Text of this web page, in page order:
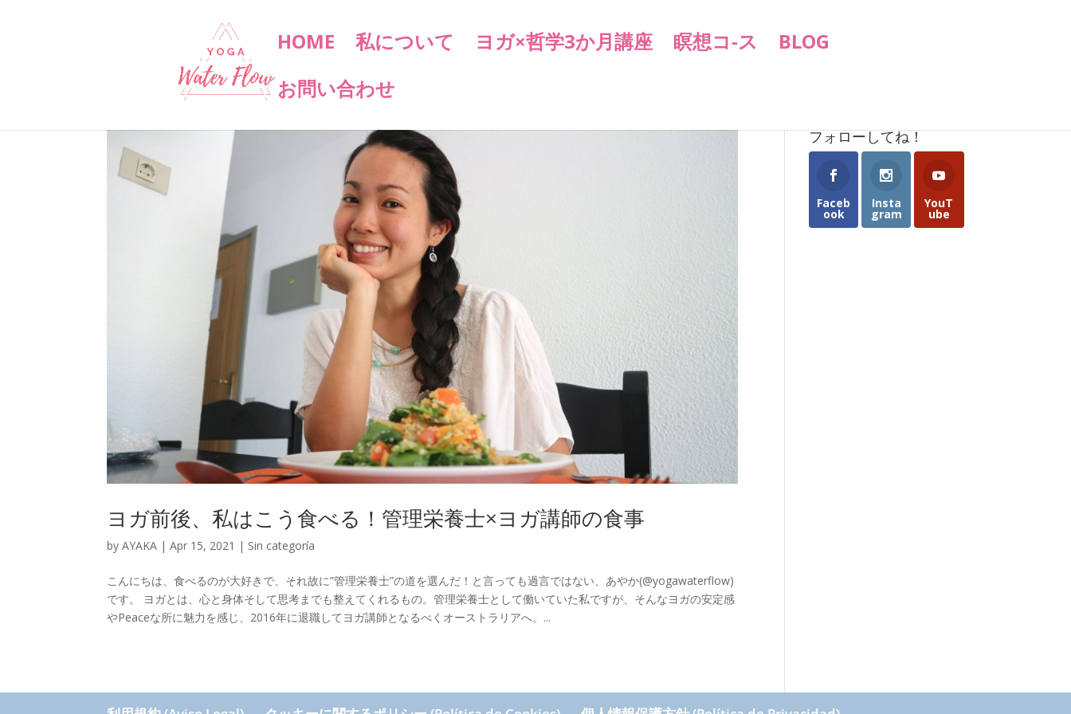
HOME 私について ヨガ×哲学3か月講座 瞑想コ-ス
BLOG
お問い合わせ
ヨガ前後、私はこう食べる！管理栄養士×ヨガ講師の食事
byAYAKA |Apr 15, 2021 | Sin categoría
こんにちは、食べるのが大好きで、それ故に”管理栄養士”の道を選んだ！と言っても過言ではない、あやか(@yogawaterflow)
です。 ヨガとは、心と身体そして思考までも整えてくれるもの。管理栄養士として働いていた私ですが、そんなヨガの安定感
やPeaceな所に魅力を感じ、2016年に退職してヨガ講師となるべくオーストラリアへ。...
フォローしてね！
Faceb
ook
Insta
gram
YouT
ube